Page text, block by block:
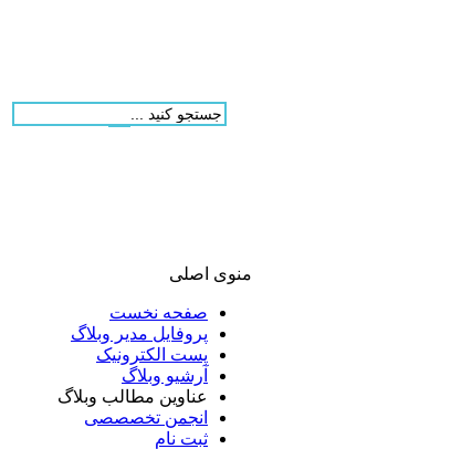
منوی اصلی
صفحه نخست
پروفایل مدیر وبلاگ
پست الکترونیک
آرشیو وبلاگ
عناوین مطالب وبلاگ
انجمن تخصصصی
ثبت نام